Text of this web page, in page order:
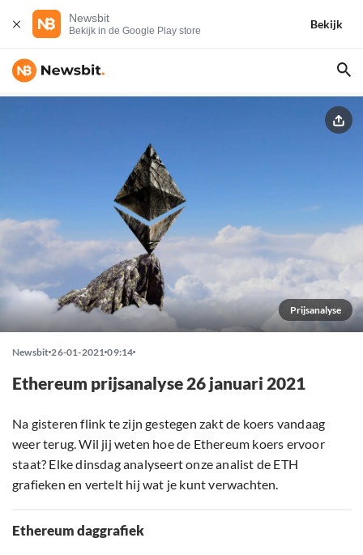
Newsbit
Bekijk in de Google Play store
Bekijk
Prijsanalyse
Newsbit 26-01-2021 09:14
Ethereum prijsanalyse 26 januari 2021
Na gisteren flink te zijn gestegen zakt de koers vandaag
weer terug. Wil jij weten hoe de Ethereum koers ervoor
staat? Elke dinsdag analyseert onze analist de ETH
grafieken en vertelt hij wat je kunt verwachten.
Ethereum daggrafiek